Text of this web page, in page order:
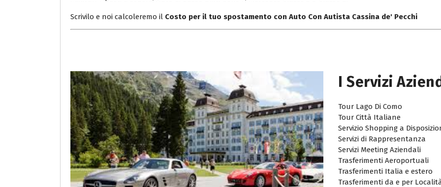
Scrivilo e noi calcoleremo il Costo per il tuo spostamento con Auto Con Autista Cassina de' Pecchi
I Servizi
Tour Lago Di Como
Tour Città Italiane
Servizio Shopping a
Servizi di Rappresentanza
Servizi Meeting Aziendali
Trasferimenti Aeroportuali
Trasferimenti Italia e estero
Trasferimenti da e per